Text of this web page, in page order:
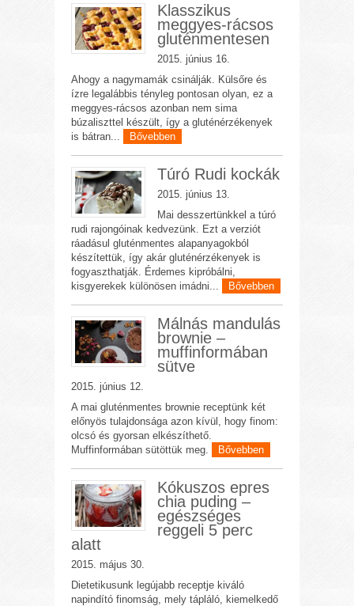
Klasszikus
meggyes-rácsos
gluténmentesen
2015. június 16.
Ahogy a nagymamák csinálják. Külsőre és
ízre legalábbis tényleg pontosan olyan, ez a
meggyes-rácsos azonban nem sima
búzaliszttel készült, így a gluténérzékenyek
is bátran...
Bővebben
Túró Rudi kockák
2015. június 13.
Mai desszertünkkel a túró
rudi rajongóinak kedvezünk. Ezt a verziót
ráadásul gluténmentes alapanyagokból
készítettük, így akár gluténérzékenyek is
fogyaszthatják. Érdemes kipróbálni,
kisgyerekek különösen imádni...
Bővebben
Málnás mandulás
brownie –
muffinformában
sütve
2015. június 12.
A mai gluténmentes brownie receptünk két
előnyös tulajdonsága azon kívül, hogy finom:
olcsó és gyorsan elkészíthető.
Muffinformában sütöttük meg.
Bővebben
Kókuszos epres
chia puding –
egészséges
reggeli 5 perc
alatt
2015. május 30.
Dietetikusunk legújabb receptje kiváló
napindító finomság, mely tápláló, kiemelkedő